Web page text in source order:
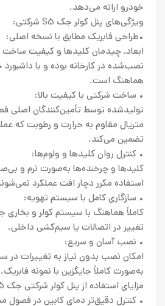
خودرو ارائه می‌دهد.
ویژگی‌های پنل کولر جک S5 شرکتی:
•طراحی فابریک مطابق با نسخه اصلی:
ابعاد، چیدمان کلیدها و کیفیت ساخت
نصب‌شده در کارخانه بوده و با
هماهنگ است.
• ساخت شرکتی با کیفیت بالا:
تولیدشده توسط تأمین‌کنندگان اصلی
متریال مقاوم به حرارت و رطوبت که
تضمین می‌کند.
• کنترل روان کلیدها و ولوم‌ها:
کلیدها و چرخنده‌ها به‌صورت نرم و
استفاده مکرر دچار افت عملکرد
• سازگاری کامل با سیستم تهویه:
تغییر در اتصالات یا سیم‌کشی داخلی.
• نصب آسان و سریع:
امکان نصب بدون نیاز به تغییرات در
به‌صورت کاملاً جایگزین با نمونه فابریک.
مزایای استفاده از پنل کولر شرکتی جک S5:
• کنترل دقیق‌تر دمای کابین در فصول